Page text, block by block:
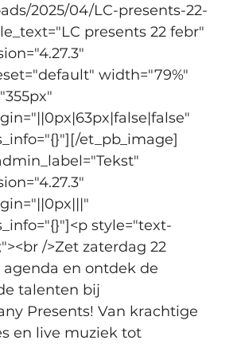
2025/04/LC-presents-22-
presents 22 febr"
width="79%"
et_pb_image]
style="text-
/>Zet zaterdag 22
en ontdek de
talenten bij
Presents! Van krachtige
en live muziek tot